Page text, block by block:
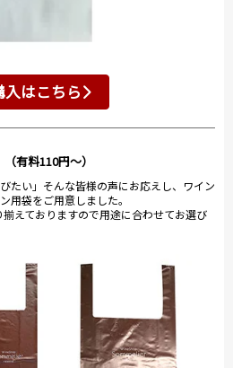
入はこちら
（有料110円～）
たい」そんな皆様の声にお応えし、ワイン
用袋をご用意しました。
えておりますので用途に合わせてお選び